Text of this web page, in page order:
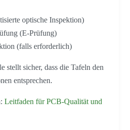
optische Inspektion)
(E-Prüfung)
(falls erforderlich)
stellt sicher, dass die Tafeln den
entsprechen.
Leitfaden für PCB-Qualität und